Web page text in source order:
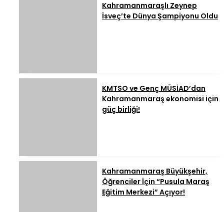
Kahramanmaraşlı Zeynep
İsveç’te Dünya Şampiyonu Oldu
KMTSO ve Genç MÜSİAD’dan
Kahramanmaraş ekonomisi için
güç birliği!
Kahramanmaraş Büyükşehir,
Öğrenciler İçin “Pusula Maraş
Eğitim Merkezi” Açıyor!